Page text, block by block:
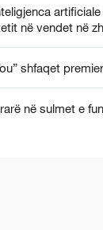
në vendet në
shfaqet
në sulmet e